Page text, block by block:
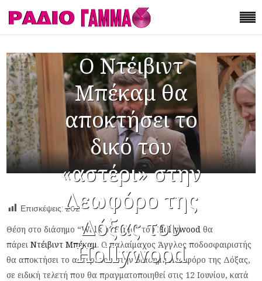
Ο Ντέιβιντ
Μπέκαμ θα
αποκτήσει το
δικό του
«αστέρι» στην
Λεωφόρο της
Δόξας του
Hollywood
Επισκέψεις: 202
Θέση στο διάσημο “Walk of Fame” τουHollywood θα
πάρειΝτέιβιντ Μπέκαμ. Ο παλαίμαχος Άγγλος ποδοσφαιριστής
θα αποκτήσει το αστέρι του στην διάσημη Λεωφόρο της Δόξας,
σε ειδική τελετή που θα πραγματοποιηθεί στις 12 Ιουνίου, κατά